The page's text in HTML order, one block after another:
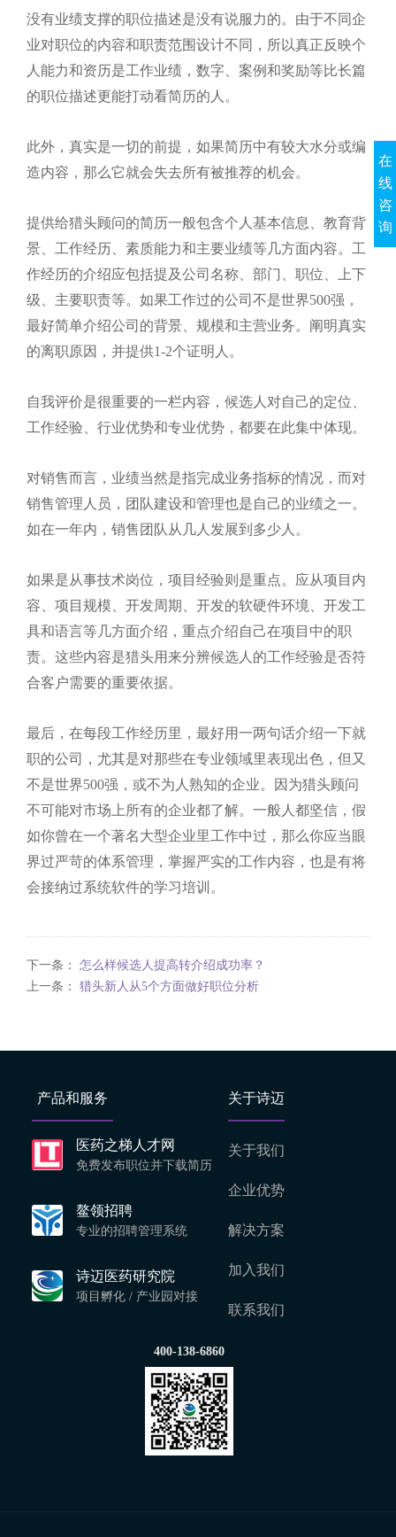
没有业绩支撑的职位描述是没有说服力的。由于不同企
业对职位的内容和职责范围设计不同，所以真正反映个
人能力和资历是工作业绩，数字、案例和奖励等比长篇
的职位描述更能打动看简历的人。
此外，真实是一切的前提，如果简历中有较大水分或编
造内容，那么它就会失去所有被推荐的机会。
提供给猎头顾问的简历一般包含个人基本信息、教育背
景、工作经历、素质能力和主要业绩等几方面内容。工
作经历的介绍应包括提及公司名称、部门、职位、上下
级、主要职责等。如果工作过的公司不是世界500强，
最好简单介绍公司的背景、规模和主营业务。阐明真实
的离职原因，并提供1-2个证明人。
自我评价是很重要的一栏内容，候选人对自己的定位、
工作经验、行业优势和专业优势，都要在此集中体现。
对销售而言，业绩当然是指完成业务指标的情况，而对
销售管理人员，团队建设和管理也是自己的业绩之一。
如在一年内，销售团队从几人发展到多少人。
如果是从事技术岗位，项目经验则是重点。应从项目内
容、项目规模、开发周期、开发的软硬件环境、开发工
具和语言等几方面介绍，重点介绍自己在项目中的职
责。这些内容是猎头用来分辨候选人的工作经验是否符
合客户需要的重要依据。
最后，在每段工作经历里，最好用一两句话介绍一下就
职的公司，尤其是对那些在专业领域里表现出色，但又
不是世界500强，或不为人熟知的企业。因为猎头顾问
不可能对市场上所有的企业都了解。一般人都坚信，假
如你曾在一个著名大型企业里工作中过，那么你应当眼
界过严苛的体系管理，掌握严实的工作内容，也是有将
会接纳过系统软件的学习培训。
下一条： 怎么样候选人提高转介绍成功率？
上一条： 猎头新人从5个方面做好职位分析
产品和服务
医药之梯人才网
免费发布职位并下载简历
鳌领招聘
专业的招聘管理系统
诗迈医药研究院
项目孵化 / 产业园对接
关于诗迈
关于我们
企业优势
解决方案
加入我们
联系我们
400-138-6860
在
线
咨
询